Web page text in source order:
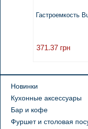
Гастроемкость
371.37 грн
Новинки
Кухонные аксессуары
Бар и кофе
Фуршет и столовая